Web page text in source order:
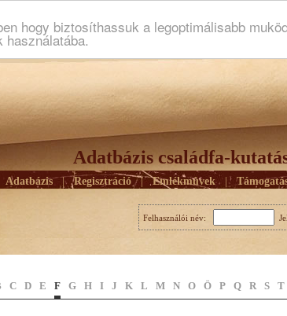
hogy biztosíthassuk a legoptimálisabb
használatába.
Adatbázis családfa-
Adatbázis | Regisztráció | Emlékmûvek |
Felhasználói név:
C D E F G H I J K L M N O Ö P Q R S T